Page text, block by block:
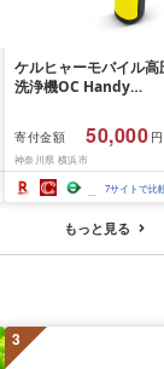
ケルヒャーモバイル高
洗浄機OC Handy
神奈川県 横浜市 生活
電 日用品 人気 おすす
送料無料 掃除 便利 コ
パクト 高圧洗浄機 ポ
タブル清掃 泡洗浄 家
ラク ベランダ掃除
寄付金額 50,000
神奈川県 横浜市
7サイトで比
もっと見る
3